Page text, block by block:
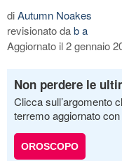
diAutumn Noakes
revisionato dab a
Aggiornato il 2 gennaio
Non perdere le
Clicca sull’argomento
terremo aggiornato
OROSCOPO